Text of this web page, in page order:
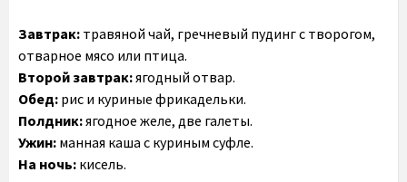
Завтрак: травяной чай, гречневый пудинг с творогом,
отварное мясо или птица.
Второй завтрак:ягодный отвар.
Обед: рис и куриные фрикадельки.
Полдник:ягодное желе, две галеты.
Ужин: манная каша с куриным суфле.
На ночь: кисель.